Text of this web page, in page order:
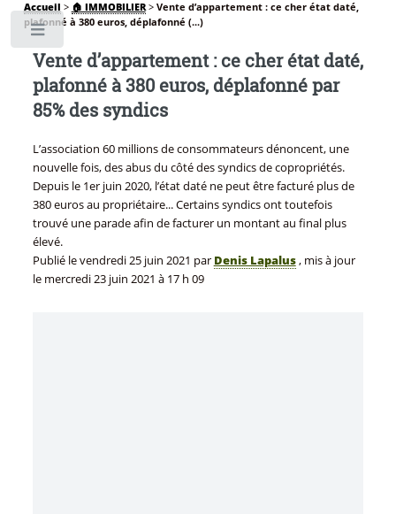
Accueil > 🏠 IMMOBILIER> Vente d’appartement : ce cher état daté,
plafonné à 380 euros, déplafonné (...)
Vente d’appartement : ce cher état daté,
plafonné à 380 euros, déplafonné par
85% des syndics
L’association 60 millions de consommateurs dénoncent, une
nouvelle fois, des abus du côté des syndics de copropriétés.
Depuis le 1er juin 2020, l’état daté ne peut être facturé plus de
380 euros au propriétaire... Certains syndics ont toutefois
trouvé une parade afin de facturer un montant au final plus
élevé.
Publié levendredi 25 juin 2021 par Denis Lapalus, mis à jour
le mercredi 23 juin 2021 à 17 h 09